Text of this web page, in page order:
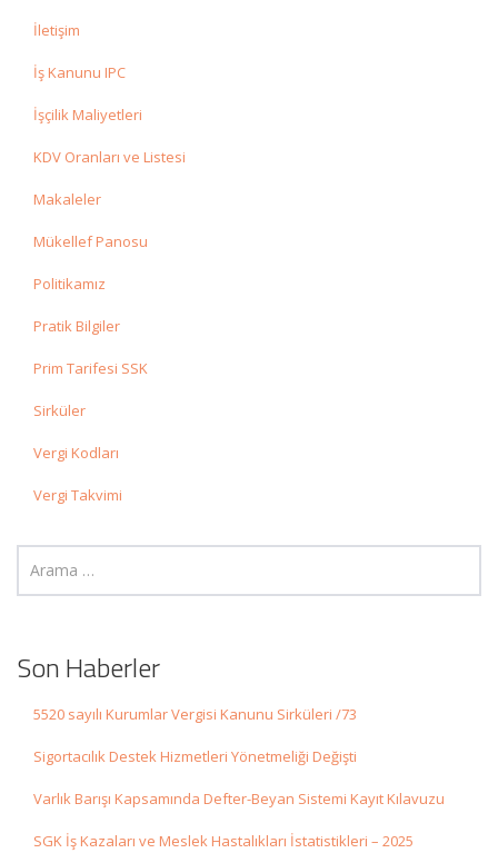
İletişim
İş Kanunu IPC
İşçilik Maliyetleri
KDV Oranları ve Listesi
Makaleler
Mükellef Panosu
Politikamız
Pratik Bilgiler
Prim Tarifesi SSK
Sirküler
Vergi Kodları
Vergi Takvimi
Son Haberler
5520 sayılı Kurumlar Vergisi Kanunu Sirküleri /73
Sigortacılık Destek Hizmetleri Yönetmeliği Değişti
Varlık Barışı Kapsamında Defter-Beyan Sistemi Kayıt Kılavuzu
SGK İş Kazaları ve Meslek Hastalıkları İstatistikleri – 2025